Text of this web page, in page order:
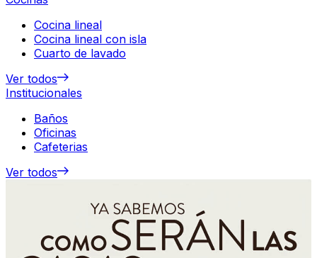
Cocina lineal
Cocina lineal con isla
Cuarto de lavado
Ver todos
Institucionales
Baños
Oficinas
Cafeterias
Ver todos